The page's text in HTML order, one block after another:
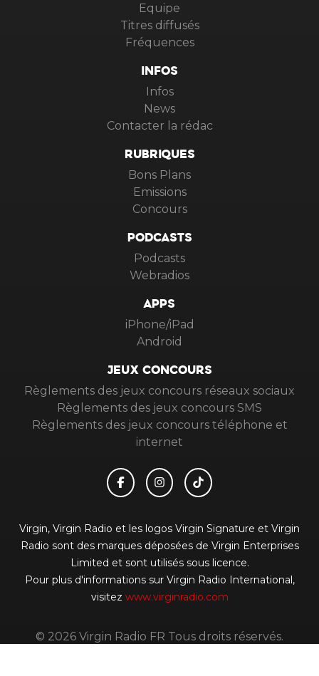
Equipe
Titres diffusés
Fréquences
INFOS
Infos
News
Contacter la rédac
RUBRIQUES
Bons Plans
Emissions
Concours
PODCASTS
Podcasts
Webradios
APPS
iPhone/iPad
Android
JEUX CONCOURS
Règlements des jeux concours réseaux sociaux
Règlements des jeux concours SMS
Règlements des jeux concours téléphone et
internet
Virgin, Virgin Radio et les logos Virgin Signature et Virgin
Radio sont des marques déposées de Virgin Enterprises
Limited et sont utilisés sous licence.
Pour plus d'informations sur Virgin Radio International,
visitez www.virginradio.com
© 2026 Virgin Radio FR Tous droits réservés.